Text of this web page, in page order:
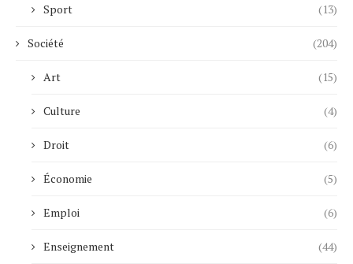
Sport (13)
Société (204)
Art (15)
Culture (4)
Droit (6)
Économie (5)
Emploi (6)
Enseignement (44)